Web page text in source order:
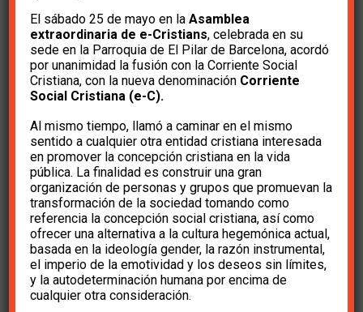
Colabora
El sábado 25 de mayo en laAsamblea
extraordinaria de e-Cristians, celebrada en su
sede en la Parroquia de El Pilar de Barcelona, ​​acordó
por unanimidad la fusión con la Corriente Social
Cristiana, con la nueva denominación Corriente
Social Cristiana (e-C).
Al mismo tiempo, llamó a caminar en el mismo
sentido a cualquier otra entidad cristiana interesada
en promover la concepción cristiana en la vida
pública. La finalidad es construir una gran
organización de personas y grupos que promuevan la
transformación de la sociedad tomando como
referencia la concepción social cristiana, así como
ofrecer una alternativa a la cultura hegemónica actual,
basada en la ideología gender, la razón instrumental,
el imperio de la emotividad y los deseos sin límites,
y la autodeterminación humana por encima de
cualquier otra consideración.